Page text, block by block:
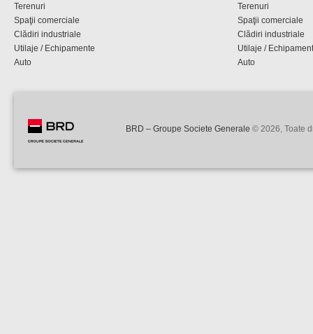
Terenuri
Spaţii comerciale
Clădiri industriale
Utilaje / Echipamente
Auto
Terenuri
Spaţii comerciale
Clădiri industriale
Utilaje /
Auto
BRD – Groupe Societe Generale © 2026, Toate